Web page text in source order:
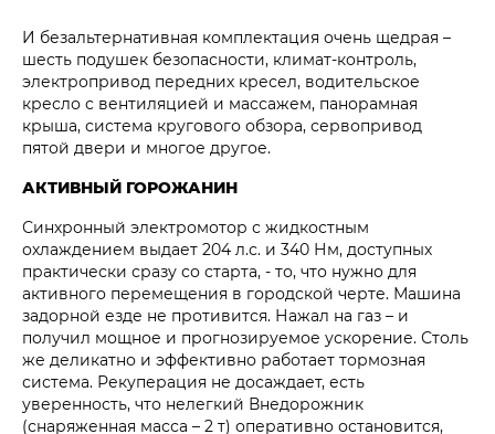
И безальтернативная комплектация очень щедрая –
шесть подушек безопасности, климат-контроль,
электропривод передних кресел, водительское
кресло с вентиляцией и массажем, панорамная
крыша, система кругового обзора, сервопривод
пятой двери и многое другое.
АКТИВНЫЙ ГОРОЖАНИН
Синхронный электромотор с жидкостным
охлаждением выдает 204 л.с. и 340 Нм, доступных
практически сразу со старта, - то, что нужно для
активного перемещения в городской черте. Машина
задорной езде не противится. Нажал на газ – и
получил мощное и прогнозируемое ускорение. Столь
же деликатно и эффективно работает тормозная
система. Рекуперация не досаждает, есть
уверенность, что нелегкий Внедорожник
(снаряженная масса – 2 т) оперативно остановится,